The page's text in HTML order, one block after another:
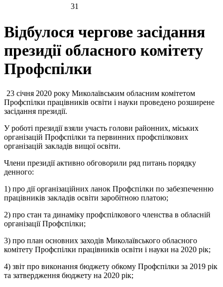
31
Відбулося чергове засідання
президії обласного комітету
Профспілки
23 січня 2020 року Миколаївським обласним комітетом
Профспілки працівників освіти і науки проведено розширене
засідання президії.
У роботі президії взяли участь голови районних, міських
організацій Профспілки та первинних профспілкових
організацій закладів вищої освіти.
Члени президії активно обговорили ряд питань порядку
денного:
1) про дії організаційних ланок Профспілки по забезпеченню
працівників закладів освіти заробітною платою;
2) про стан та динаміку профспілкового членства в обласній
організації Профспілки;
3) про план основних заходів Миколаївського обласного
комітету Профспілки працівників освіти і науки на 2020 рік;
4) звіт про виконання бюджету обкому Профспілки за 2019 рік
та затвердження бюджету на 2020 рік;